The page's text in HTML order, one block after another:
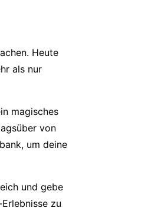
Heute
als nur
magisches
von
um deine
und gebe
zu